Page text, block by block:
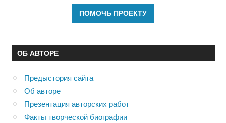
ОБ АВТОРЕ
Предыстория сайта
Об авторе
Презентация авторских работ
Факты творческой биографии